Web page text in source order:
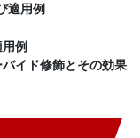
適用例
用例
イド修飾とその効果